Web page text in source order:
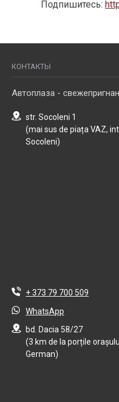
Подпишитесь:
КОНТАКТЫ
Автоплаза -
str. Socoleni 1
(mai sus de piața VAZ,
Socoleni)
+ 373 79 700 509
WhatsApp
bd. Dacia 58/27
(3 km de la porțile
German)